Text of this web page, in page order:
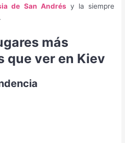
de San Andrésy la siempre
.
más
que ver en Kiev